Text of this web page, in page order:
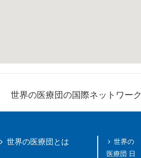
世界の医療団の国際ネットワーク
世界の医療団とは
世界の
医療団 日